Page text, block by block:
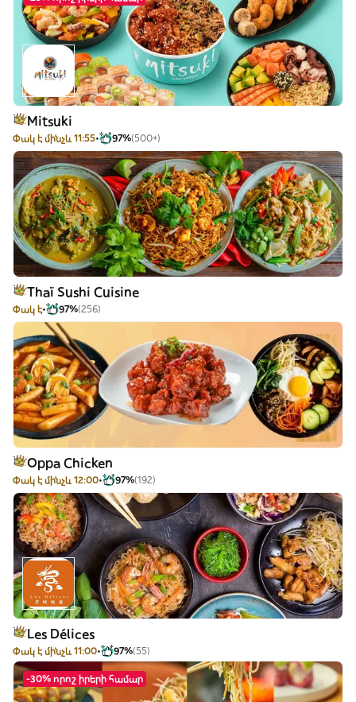
Mitsuki
Փակ է մինչև 11:55 97%(500+)
Thaï Sushi Cuisine
Փակ է 97%(256)
Oppa Chicken
Փակ է մինչև 12:00 97%(192)
Les Délices
Փակ է մինչև 11:00 97%(55)
-30% որոշ իրերի համար